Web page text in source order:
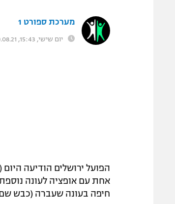
מערכת ספורט 1
יום שישי, 15:43, 20.08.21
הפועל ירושלים הודיעה
חיפה בעונה שעברה (כבש שם 6 שערי ליגה), בונים עליו לקראת העונה הקרובה שלהם בליגת